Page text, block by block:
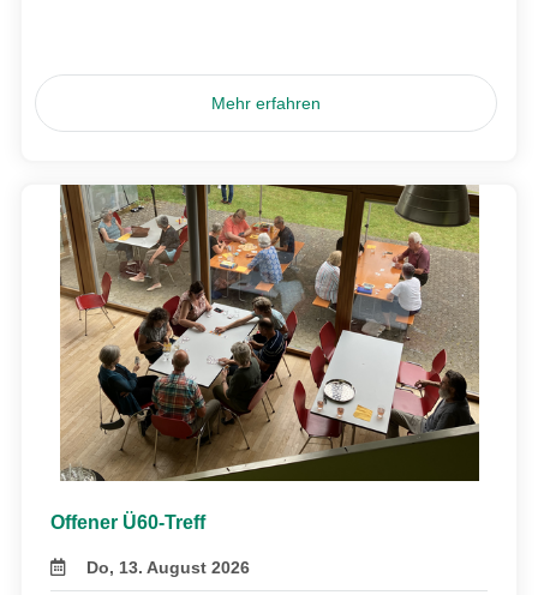
Mehr erfahren
Offener Ü60-Treff
Do, 13. August 2026